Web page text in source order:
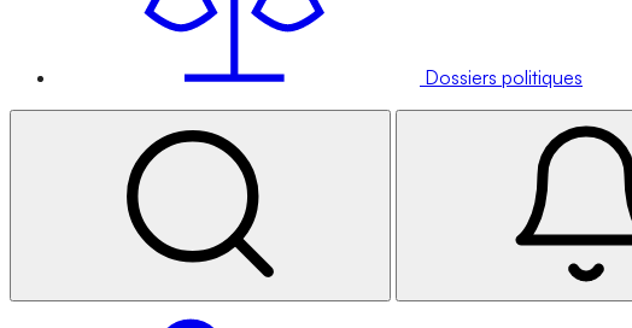
Dossiers politiques